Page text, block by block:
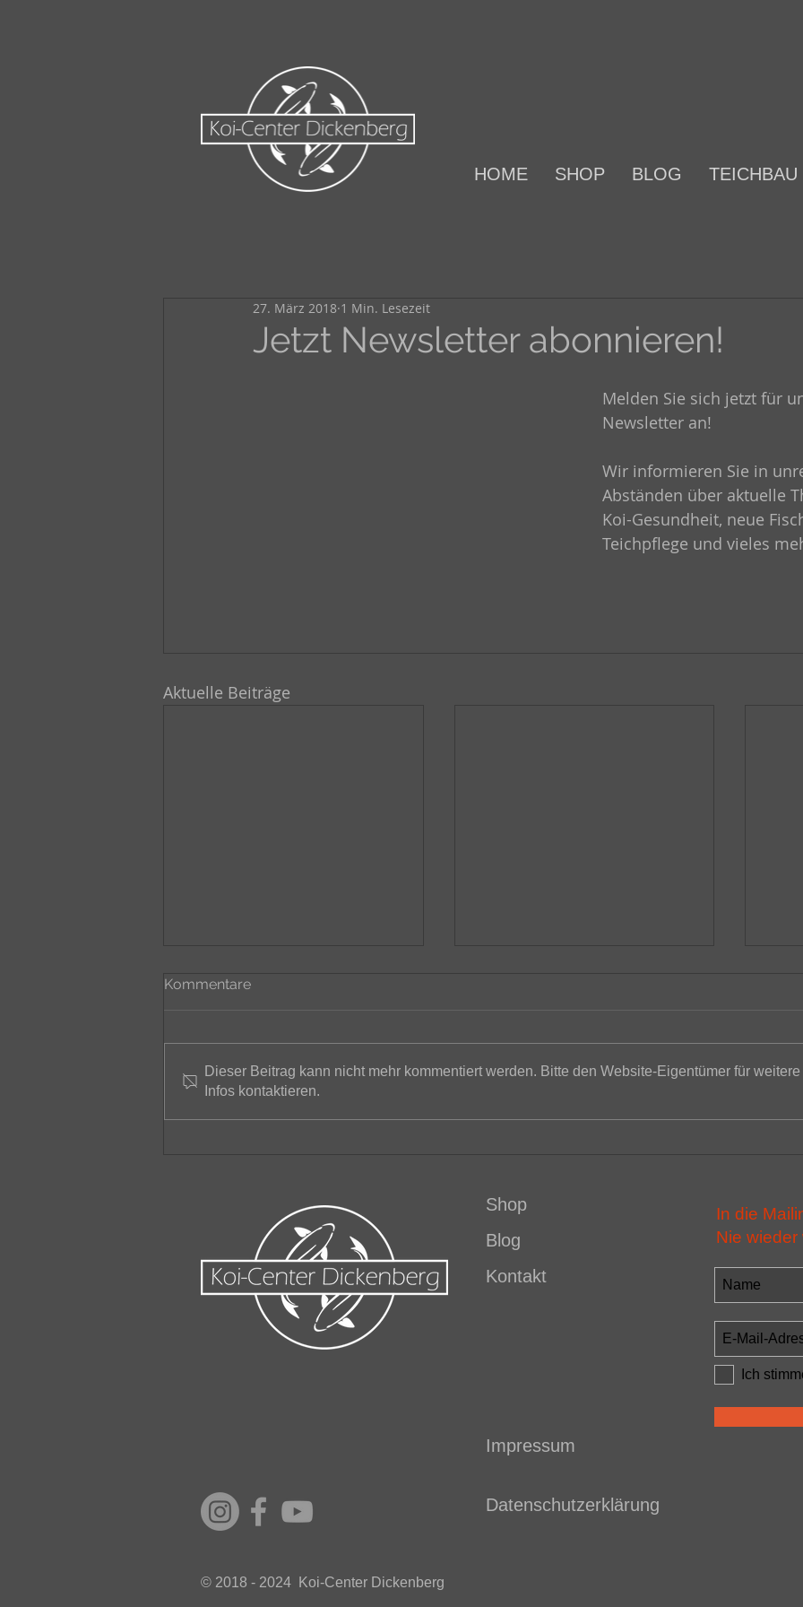
HOME SHOP BLOG TEICHBAU
Jetzt Newsletter abonnieren!
27. März 2018 1 Min. Lesezeit
Melden Sie sich jetzt für
Newsletter an!
Wir informieren Sie in
Abständen über aktuelle
Koi-Gesundheit, neue
Teichpflege und vieles
Aktuelle Beiträge
Welche Vorteile haben
Wie viele Bodenabläufe
Kommentare
Dieser Beitrag kann nicht mehr kommentiert werden. Bitte den Website-Eigentümer für weitere
Infos kontaktieren.
Shop
Blog
Kontakt
Impressum
In die
Nie
Ich
Datenschutzerklärung
© 2018 - 2024 Koi-Center Dickenberg